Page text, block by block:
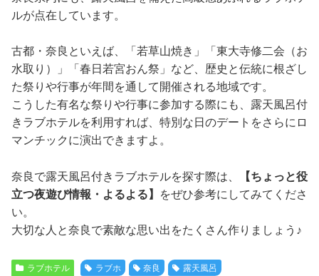
ルが点在しています。
古都・奈良といえば、「若草山焼き」「東大寺修二会（お
水取り）」「春日若宮おん祭」など、歴史と伝統に根ざし
た祭りや行事が年間を通して開催される地域です。
こうした有名な祭りや行事に参加する際にも、露天風呂付
きラブホテルを利用すれば、特別な日のデートをさらにロ
マンチックに演出できますよ。
奈良で露天風呂付きラブホテルを探す際は、
【ちょっと役
立つ夜遊び情報・よるよる】
をぜひ参考にしてみてくださ
い。
大切な人と奈良で素敵な思い出をたくさん作りましょう♪
ラブホテル ラブホ 奈良 露天風呂